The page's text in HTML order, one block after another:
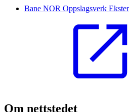
Bane NOR Oppslagsverk
Om nettstedet